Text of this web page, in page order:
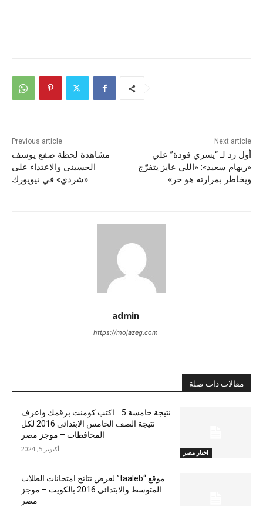
Previous article
مشاهدة لحظة صفع يوسف
الحسينى والاعتداء على
«شردي» في نيويورك
Next article
أول رد لـ “يسري فودة” علي
«ريهام سعيد»: «اللي عايز يتفرّج
ويخاطر بمرارته هو حر»
admin
https://mojazeg.com
مقالات ذات صلة
اخبار مصر
نتيجة خامسة 5 .. اكتب كومنت برقمك واعرف
نتيجة الصف الخامس الابتدائي 2016 لكل
المحافظات – موجز مصر
أكتوبر 5, 2024
موقع “taaleb” لعرض نتائج امتحانات الطلاب
المتوسط والابتدائي 2016 بالكويت – موجز
مصر